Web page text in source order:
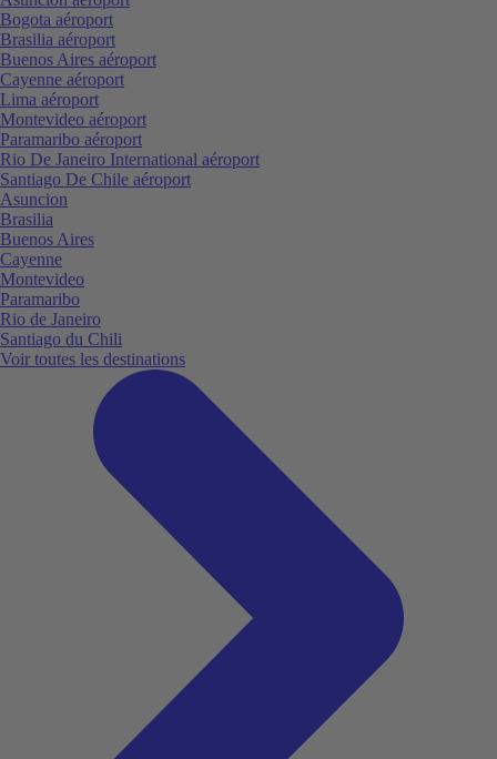
Bogota aéroport
Brasilia aéroport
Buenos Aires aéroport
Cayenne aéroport
Lima aéroport
Montevideo aéroport
Paramaribo aéroport
Rio De Janeiro International aéroport
Santiago De Chile aéroport
Asuncion
Brasilia
Buenos Aires
Cayenne
Montevideo
Paramaribo
Rio de Janeiro
Santiago du Chili
Voir toutes les destinations